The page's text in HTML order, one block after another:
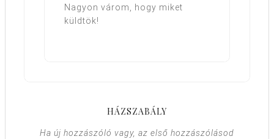
Nagyon várom, hogy miket
küldtök!
HÁZSZABÁLY
Ha új hozzászóló vagy, az első hozzászólásod